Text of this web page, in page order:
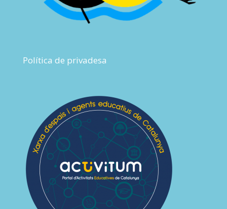
Política de privadesa